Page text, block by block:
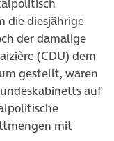
die diesjährige
der damalige
(CDU) dem
gestellt, waren
auf
mit